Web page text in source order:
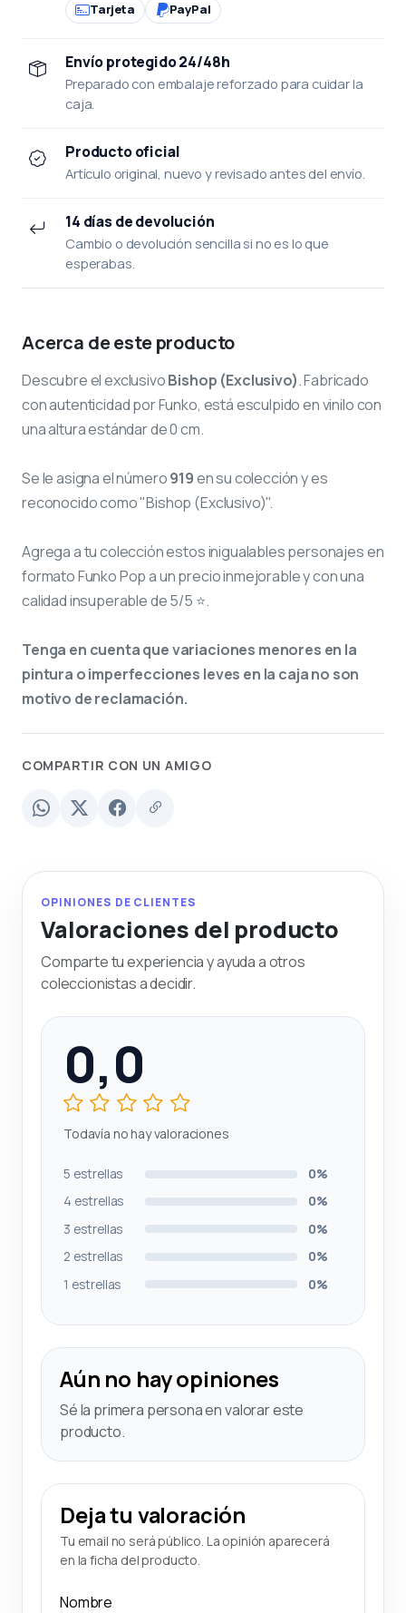
Tarjeta PayPal
Envío protegido 24/48h
Preparado con embalaje reforzado para cuidar la
caja.
Producto oficial
Artículo original, nuevo y revisado antes del envío.
14 días de devolución
Cambio o devolución sencilla si no es lo que
esperabas.
Acerca de este producto
Descubre el exclusivoBishop (Exclusivo). Fabricado
con autenticidad por Funko, está esculpido en vinilo con
una altura estándar de 0 cm.
Se le asigna el número919en su colección y es
reconocido como "Bishop (Exclusivo)".
Agrega a tu colección estos inigualables personajes en
formato Funko Pop a un precio inmejorable y con una
calidad insuperable de 5/5 ⭐.
Tenga en cuenta que variaciones menores en la
pintura o imperfecciones leves en la caja no son
motivo de reclamación.
COMPARTIR CON UN AMIGO
OPINIONES DE CLIENTES
Valoraciones del producto
Comparte tu experiencia y ayuda a otros
coleccionistas a decidir.
0,0
Todavía no hay valoraciones
5 estrellas
0%
4 estrellas
0%
3 estrellas
0%
2 estrellas
0%
1 estrellas
0%
Aún no hay opiniones
Sé la primera persona en valorar este
producto.
Deja tu valoración
Tu email no será público. La opinión aparecerá
en la ficha del producto.
Nombre